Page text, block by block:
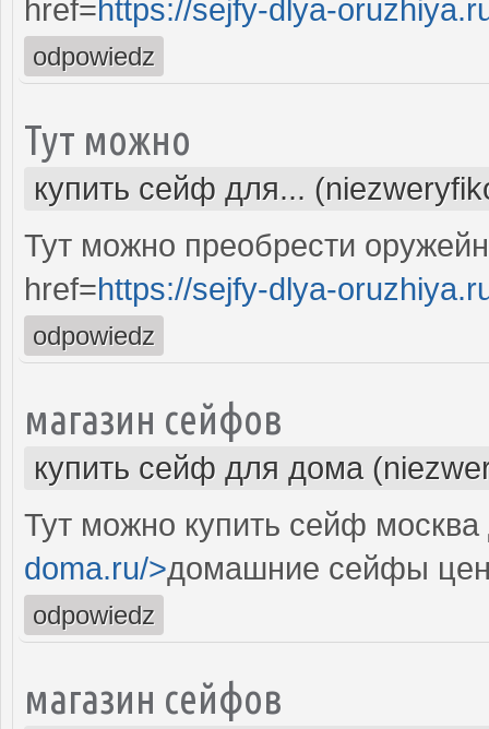
href=https://sejfy-dlya-
odpowiedz
Тут можно
купить сейф для...
Тут можно преобрести
href=https://sejfy-dlya-
odpowiedz
магазин сейфов
купить сейф для дома
Тут можно купить сейф
doma.ru/>домашние сейфы
odpowiedz
магазин сейфов